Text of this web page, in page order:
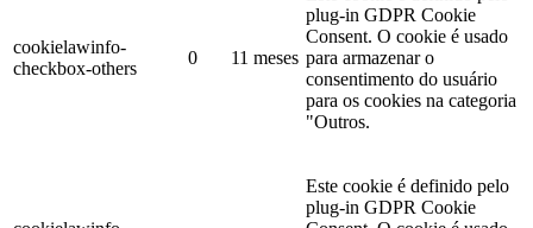
cookielawinfo-
checkbox-others
0 11 meses
plug-in GDPR Cookie
Consent. O cookie é usado
para armazenar o
consentimento do usuário
para os cookies na categoria
"Outros.
Este cookie é definido pelo
plug-in GDPR Cookie